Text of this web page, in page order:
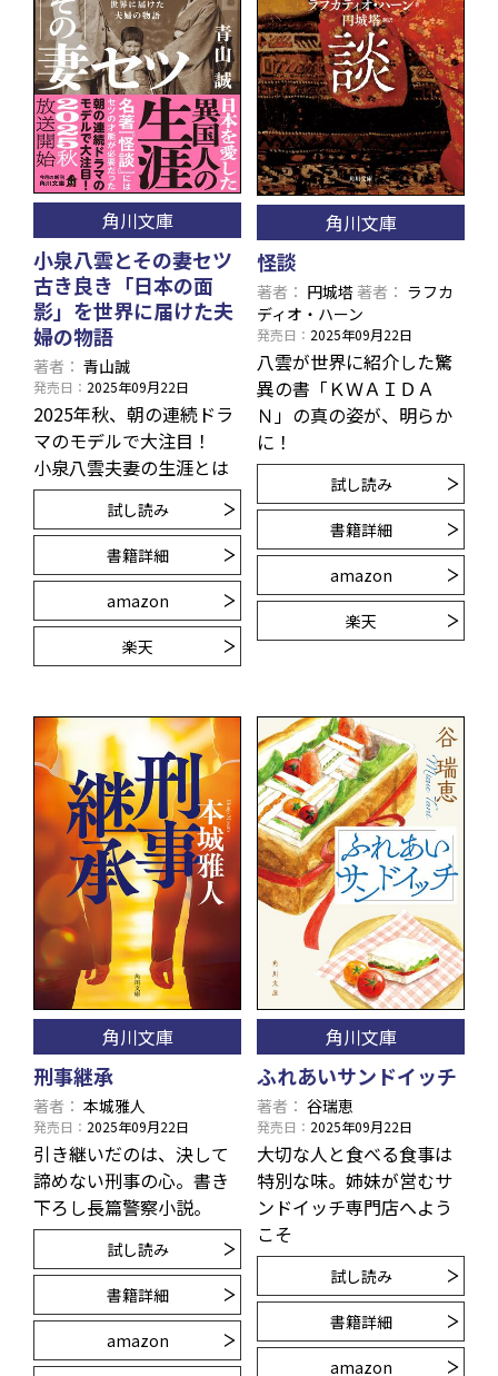
角川文庫
小泉八雲とその妻セツ
古き良き「日本の面
影」を世界に届けた夫
婦の物語
著者 青山誠
発売日 2025年09月22日
2025年秋、朝の連続ドラ
マのモデルで大注目！
小泉八雲夫妻の生涯とは
試し読み
書籍詳細
amazon
楽天
角川文庫
怪談
著者 円城塔著者
ラフカ
ディオ・ハーン
発売日 2025年09月22日
八雲が世界に紹介した驚
異の書「ＫＷＡＩＤＡ
Ｎ」の真の姿が、明らか
に！
試し読み
書籍詳細
amazon
楽天
角川文庫
刑事継承
著者 本城雅人
発売日 2025年09月22日
引き継いだのは、決して
諦めない刑事の心。書き
下ろし長篇警察小説。
試し読み
書籍詳細
amazon
角川文庫
ふれあいサンドイッチ
著者 谷瑞恵
発売日 2025年09月22日
大切な人と食べる食事は
特別な味。姉妹が営むサ
ンドイッチ専門店へよう
こそ
試し読み
書籍詳細
amazon